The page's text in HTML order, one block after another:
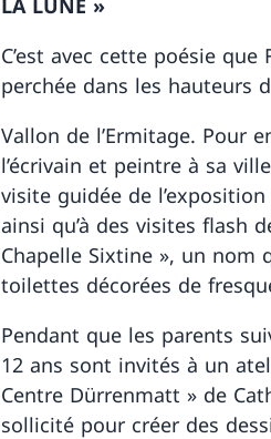
LA LUNE »
C’est avec cette poésie
perchée dans les hauteurs
Vallon de l’Ermitage. Pour
l’écrivain et peintre à sa
visite guidée de
ainsi qu’à des visites flash
Chapelle Sixtine », un nom
toilettes décorées de
Pendant que les parents
12 ans sont invités à un
Centre Dürrenmatt » de
sollicité pour créer des